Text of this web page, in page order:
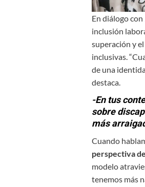
En diálogo con
inclusión
superación y
inclusivas.
de una
destaca.
-En tus
sobre
más
Cuando
perspectiva
modelo
tenemos más